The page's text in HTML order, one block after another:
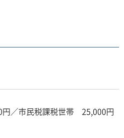
／市民税課税世帯 25,000円